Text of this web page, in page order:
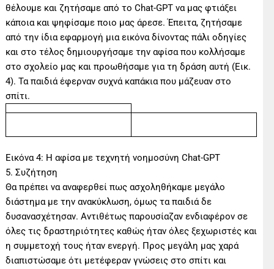
θέλουμε και ζητήσαμε από το Chat-GPT να μας φτιάξει
κάποια και ψηφίσαμε ποιο μας άρεσε. Έπειτα, ζητήσαμε
από την ίδια εφαρμογή μια εικόνα δίνοντας πάλι οδηγίες
και στο τέλος δημιουργήσαμε την αφίσα που κολλήσαμε
στο σχολείο μας και προωθήσαμε για τη δράση αυτή (Εικ.
4). Τα παιδιά έφερναν συχνά καπάκια που μάζευαν στο
σπίτι.
Εικόνα 4: Η αφίσα με τεχνητή νοημοσύνη Chat-GPT
5. Συζήτηση
Θα πρέπει να αναφερθεί πως ασχοληθήκαμε μεγάλο
διάστημα με την ανακύκλωση, όμως τα παιδιά δε
δυσανασχέτησαν. Αντιθέτως παρουσίαζαν ενδιαφέρον σε
όλες τις δραστηριότητες καθώς ήταν όλες ξεχωριστές και
η συμμετοχή τους ήταν ενεργή. Προς μεγάλη μας χαρά
διαπιστώσαμε ότι μετέφεραν γνώσεις στο σπίτι και